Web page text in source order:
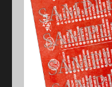
最新カテゴリー
加